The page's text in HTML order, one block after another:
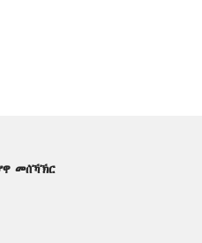
መሰኻኽር